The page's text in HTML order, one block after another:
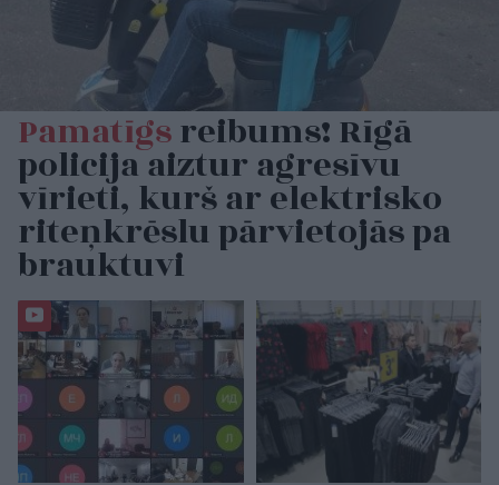
Pamatīgsreibums! Rīgā
policija aiztur agresīvu
vīrieti, kurš ar elektrisko
riteņkrēslu pārvietojās pa
brauktuvi